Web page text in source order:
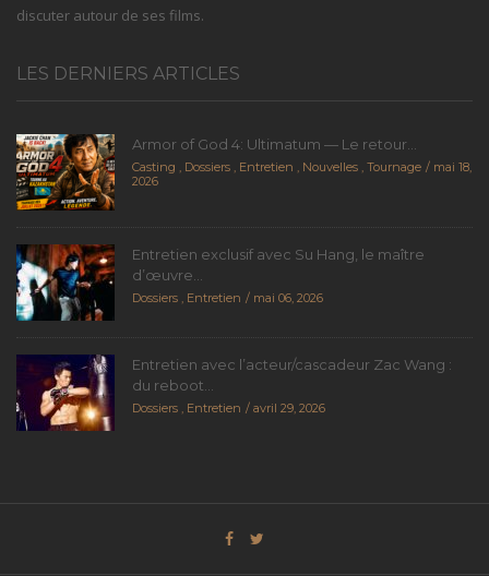
discuter autour de ses films.
LES DERNIERS ARTICLES
Armor of God 4: Ultimatum — Le retour...
Casting Dossiers Entretien Nouvelles Tournage
mai 18,
2026
Entretien exclusif avec Su Hang, le maître
d’œuvre...
Dossiers Entretien mai 06, 2026
Entretien avec l’acteur/cascadeur Zac Wang :
du reboot...
Dossiers Entretien avril 29, 2026